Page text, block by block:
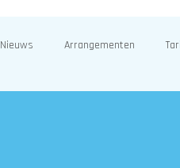
Nieuws Arrangementen